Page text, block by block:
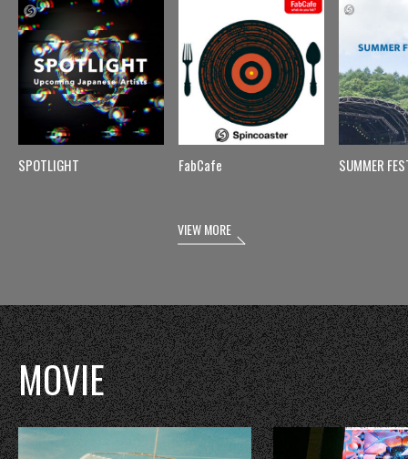
SPOTLIGHT FabCafe SUMMER
VIEW MORE
MOVIE